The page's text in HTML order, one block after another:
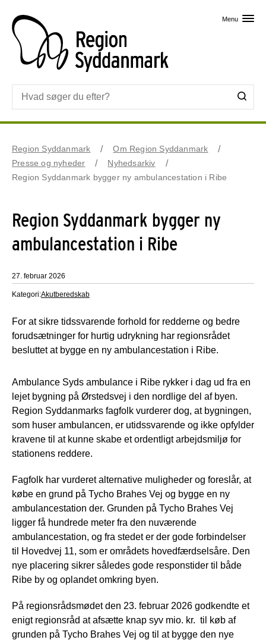
Menu
Region Syddanmark
Om Region Syddanmark
Presse og nyheder
Nyhedsarkiv
Region Syddanmark bygger ny ambulancestation i Ribe
Region Syddanmark bygger ny
ambulancestation i Ribe
27. februar 2026
Kategori:Akutberedskab
For at sikre tidssvarende forhold for redderne og bedre
forudsætninger for hurtig udrykning har regionsrådet
besluttet at bygge en ny ambulancestation i Ribe.
Ambulance Syds ambulance i Ribe rykker i dag ud fra en
lejet bygning på Ørstedsvej i den nordlige del af byen.
Region Syddanmarks fagfolk vurderer dog, at bygningen,
som huser ambulancen, er utidssvarende og ikke opfylder
kravene til at kunne skabe et ordentligt arbejdsmiljø for
stationens reddere.
Fagfolk har vurderet alternative muligheder og foreslår, at
købe en grund på Tycho Brahes Vej og bygge en ny
ambulancestation der. Grunden på Tycho Brahes Vej
ligger få hundrede meter fra den nuværende
ambulancestation, og fra stedet er der gode forbindelser
til Hovedvej 11, som er områdets hovedfærdselsåre. Den
nye placering sikrer således gode responstider til både
Ribe by og oplandet omkring byen.
På regionsrådsmødet den 23. februar 2026 godkendte et
enigt regionsråd at afsætte knap syv mio. kr. til køb af
grunden på Tycho Brahes Vej og til at bygge den nye